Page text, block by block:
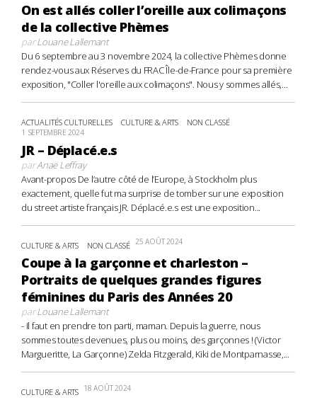
On est allés coller l’oreille aux colimaçons
de la collective Phèmes
parLouane Lallemant
Du 6 septembre au 3 novembre 2024, la collective Phèmes donne
rendez-vous aux Réserves du FRAC Île-de-France pour sa première
exposition, "Coller l'oreille aux colimaçons". Nous y sommes allés,...
ACTUALITÉS CULTURELLES CULTURE & ARTS NON CLASSÉ
1 SEPTEMBRE 2024
JR – Déplacé.e.s
parAnaë Leffray
Avant-propos De l’autre côté de l’Europe, à Stockholm plus
exactement, quelle fut ma surprise de tomber sur une exposition
du street artiste français JR. Déplacé.e.s est une exposition...
CULTURE & ARTS NON CLASSÉ 25 AOÛT 2024
Coupe à la garçonne et charleston –
Portraits de quelques grandes figures
féminines du Paris des Années 20
parLouane Lallemant
- Il faut en prendre ton parti, maman. Depuis la guerre, nous
sommes toutes devenues, plus ou moins, des garçonnes ! (Victor
Margueritte, La Garçonne) Zelda Fitzgerald, Kiki de Montparnasse,...
CULTURE & ARTS 18 AOÛT 2024